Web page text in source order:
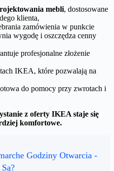
mebli, dostosowane
klienta,
zamówienia w punkcie
wygodę i oszczędza cenny
profesjonalne złożenie
IKEA, które pozwalają na
do pomocy przy zwrotach i
z oferty IKEA staje się
komfortowe.
Godziny Otwarcia -